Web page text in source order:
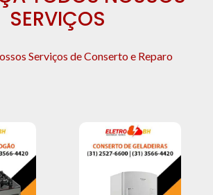
SERVIÇOS
Serviços de Conserto e Reparo